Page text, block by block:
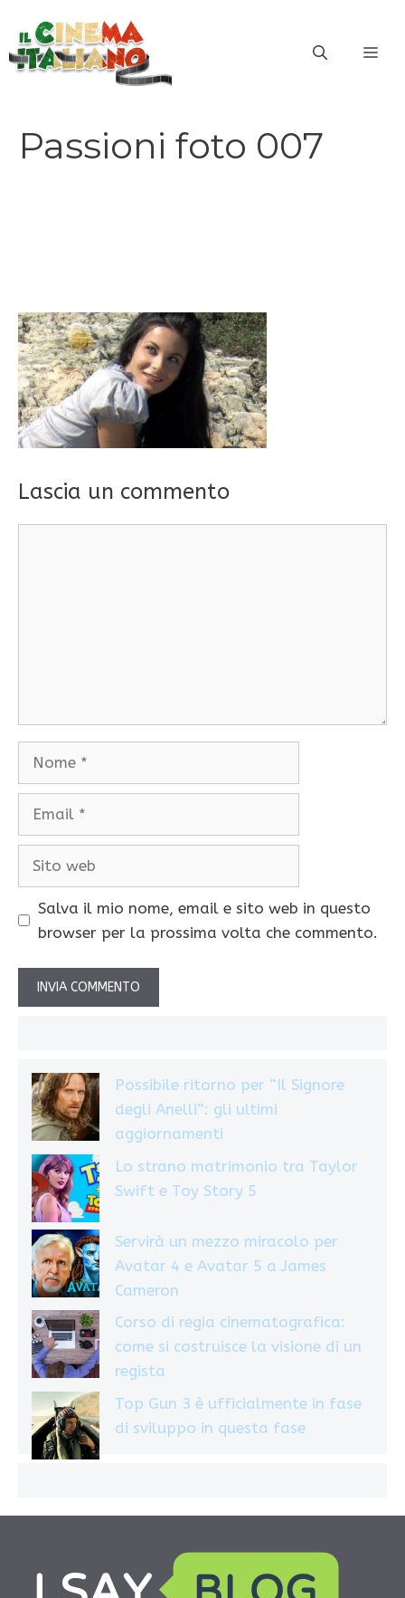
contenuto
Passioni foto 007
Lascia un commento
Salva il mio nome, email e sito web in questo
browser per la prossima volta che commento.
Possibile ritorno per “Il Signore
degli Anelli”: gli ultimi
aggiornamenti
Lo strano matrimonio tra Taylor
Swift e Toy Story 5
Servirà un mezzo miracolo per
Avatar 4 e Avatar 5 a James
Cameron
Corso di regia cinematografica:
come si costruisce la visione di un
regista
Top Gun 3 è ufficialmente in fase
di sviluppo in questa fase